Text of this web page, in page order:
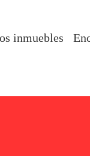
inmuebles